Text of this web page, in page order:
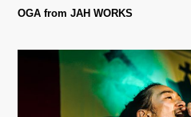
OGA from JAH WORKS